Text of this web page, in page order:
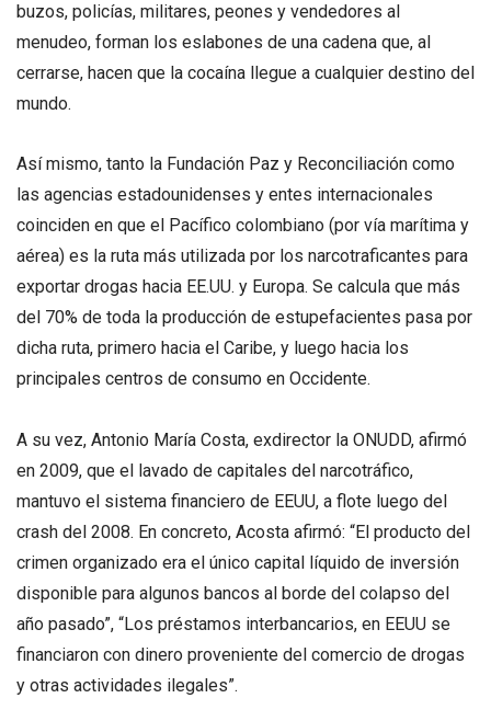
buzos, policías, militares, peones y vendedores al
menudeo, forman los eslabones de una cadena que, al
cerrarse, hacen que la cocaína llegue a cualquier destino del
mundo.
Así mismo, tanto la Fundación Paz y Reconciliación como
las agencias estadounidenses y entes internacionales
coinciden en que el Pacífico colombiano (por vía marítima y
aérea) es la ruta más utilizada por los narcotraficantes para
exportar drogas hacia EE.UU. y Europa. Se calcula que más
del 70% de toda la producción de estupefacientes pasa por
dicha ruta, primero hacia el Caribe, y luego hacia los
principales centros de consumo en Occidente.
A su vez, Antonio María Costa, exdirector la ONUDD, afirmó
en 2009, que el lavado de capitales del narcotráfico,
mantuvo el sistema financiero de EEUU, a flote luego del
crash del 2008. En concreto, Acosta afirmó: “El producto del
crimen organizado era el único capital líquido de inversión
disponible para algunos bancos al borde del colapso del
año pasado”, “Los préstamos interbancarios, en EEUU se
financiaron con dinero proveniente del comercio de drogas
y otras actividades ilegales”.